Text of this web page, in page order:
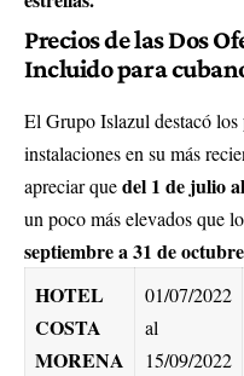
Precios de las Dos
Incluido para
El Grupo Islazul destacó los
instalaciones en su más
apreciar quedel 1 de julio
un poco más elevados que
septiembre a 31 de octubre
HOTEL
COSTA
MORENA
01/07/2022
al
15/09/2022